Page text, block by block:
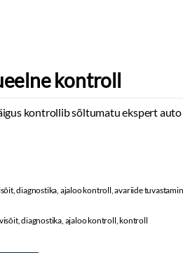
kontroll
kontrollib sõltumatu ekspert auto
diagnostika, ajaloo kontroll, avariide
diagnostika, ajaloo kontroll, kontroll